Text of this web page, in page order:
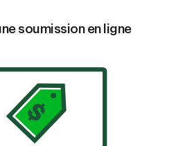
soumission en ligne